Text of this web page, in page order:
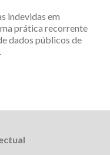
indevidas em
prática recorrente
dados públicos de